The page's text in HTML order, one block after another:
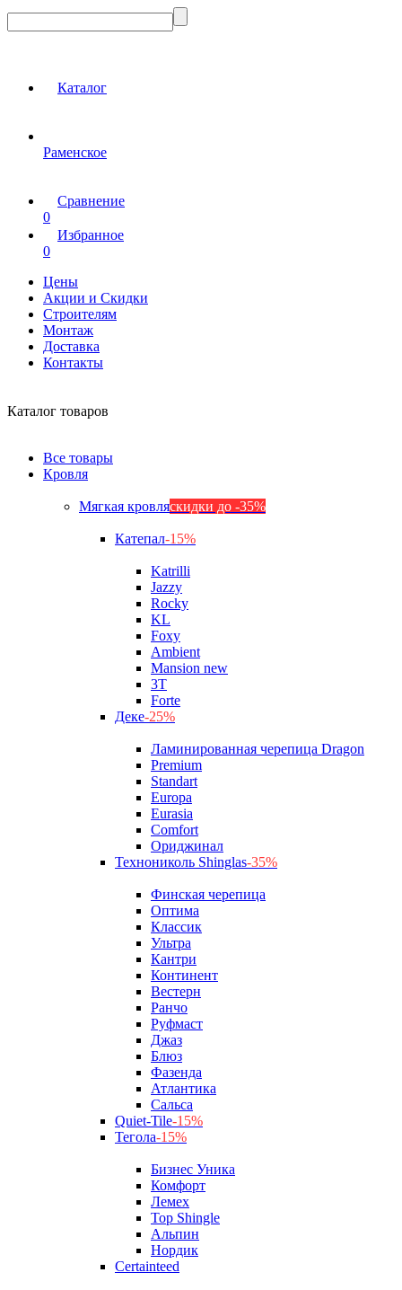
Каталог
Раменское
Сравнение
0
Избранное
0
Цены
Акции и Скидки
Строителям
Монтаж
Доставка
Контакты
Каталог товаров
Все товары
Кровля
Мягкая кровляскидки до -35%
Катепал-15%
Katrilli
Jazzy
Rocky
KL
Foxy
Ambient
Mansion new
3Т
Forte
Деке-25%
Ламинированная черепица Dragon
Premium
Standart
Europa
Eurasia
Comfort
Ориджинал
Технониколь Shinglas-35%
Финская черепица
Оптима
Классик
Ультра
Кантри
Континент
Вестерн
Ранчо
Руфмаст
Джаз
Блюз
Фазенда
Атлантика
Сальса
Quiet-Tile-15%
Тегола-15%
Бизнес Уника
Комфорт
Лемех
Top Shingle
Альпин
Нордик
Certainteed